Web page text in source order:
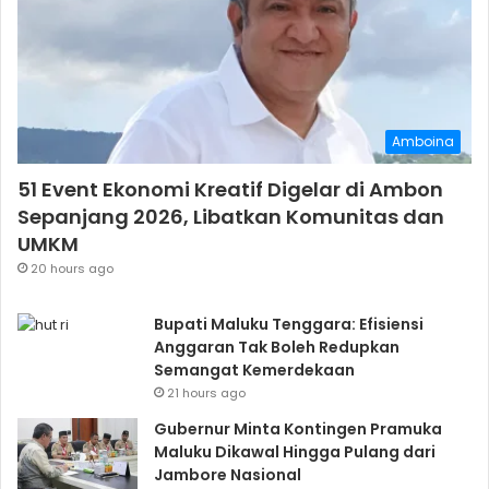
Amboina
51 Event Ekonomi Kreatif Digelar di Ambon
Sepanjang 2026, Libatkan Komunitas dan
UMKM
20 hours ago
Bupati Maluku Tenggara: Efisiensi
Anggaran Tak Boleh Redupkan
Semangat Kemerdekaan
21 hours ago
Gubernur Minta Kontingen Pramuka
Maluku Dikawal Hingga Pulang dari
Jambore Nasional